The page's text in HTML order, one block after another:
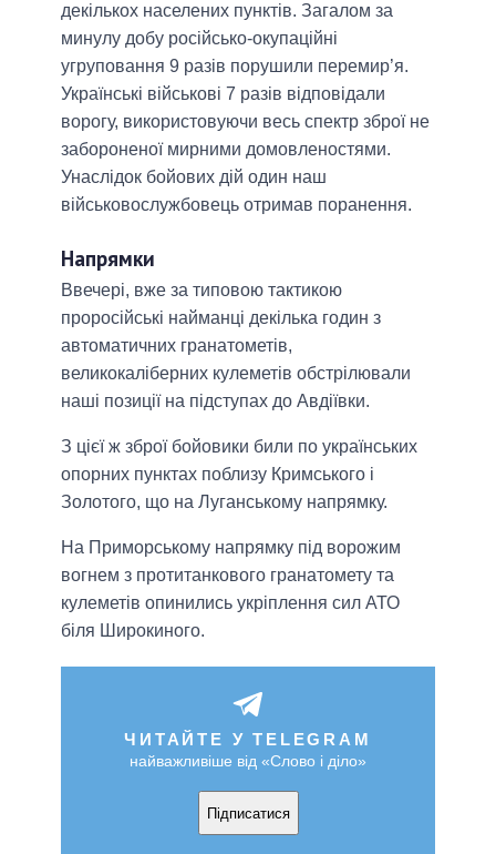
декількох населених пунктів. Загалом за
минулу добу російсько-окупаційні
угруповання 9 разів порушили перемир’я.
Українські військові 7 разів відповідали
ворогу, використовуючи весь спектр зброї не
забороненої мирними домовленостями.
Унаслідок бойових дій один наш
військовослужбовець отримав поранення.
Напрямки
Ввечері, вже за типовою тактикою
проросійські найманці декілька годин з
автоматичних гранатометів,
великокаліберних кулеметів обстрілювали
наші позиції на підступах до Авдіївки.
З цієї ж зброї бойовики били по українських
опорних пунктах поблизу Кримського і
Золотого, що на Луганському напрямку.
На Приморському напрямку під ворожим
вогнем з протитанкового гранатомету та
кулеметів опинились укріплення сил АТО
біля Широкиного.
ЧИТАЙТЕ У TELEGRAM
найважливіше від «Слово і діло»
Підписатися